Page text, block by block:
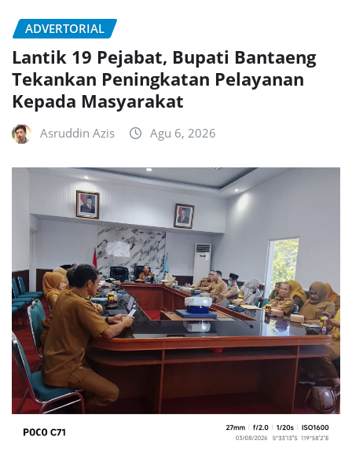
ADVERTORIAL
Lantik 19 Pejabat, Bupati Bantaeng
Tekankan Peningkatan Pelayanan
Kepada Masyarakat
Asruddin Azis Agu 6, 2026